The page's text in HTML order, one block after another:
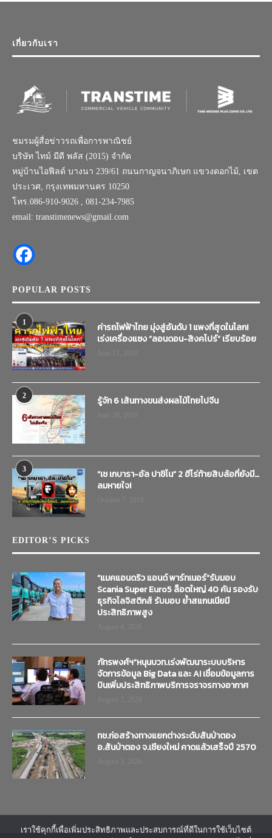
เกี่ยวกับเรา
ชมรมผู้สื่อข่าวรถเพื่อการพาณิชย์
บริษัท ไทม์ มีดี พลัส (2015) จำกัด
หมู่บ้านไอฟีลด์ บางนา 239/61 ถนนกาญจนาภิเษก แขวงดอกไม้, เขต
ประเวศ, กรุงเทพมหานคร 10250
โทร.086-910-9026 , 081-234-7985
email: transtimenews@gmail.com
POPULAR POSTS
1
ค่ารถไฟฟ้าไทย มุ่งสู่อันดับ 1 แพงที่สุดในโลก!
เร่งเครื่องแซง “ลอนดอน-สิงคโปร์” เรียบร้อย
2 รู้จัก 6 เส้นทางขนส่งผลไม้ไทยไปจีน
3
“เช เกบารา-อัล ปาชิโน” 2 ฮีโร่ท้ายสิบล้อที่ยังมี…
ลมหายใจ!
EDITOR’S PICKS
“แมคแอนดริว แอนด์ พาร์ทเนอร์”รับมอบ
Scania Super Euro5 ล็อตใหญ่ 40 คัน รองรับ
ธุรกิจโลจิสติกส์ รับมอบ ย้ำสแกนเนียมี
ประสิทธิภาพสูง
ภัทรพงศ์ฯ”หนุนบวท.เร่งพัฒนาระบบบริหาร
จัดการข้อมูล Big Data และ AI เชื่อมข้อมูลการ
บินเพิ่มประสิทธิภาพบริการจราจรทางอากาศ
ทช.ก่อสร้างทางแยกต่างระดับสันป่าตอง
อ.สันป่าตอง จ.เชียงใหม่ คาดแล้วเสร็จปี 2570
เราใช้คุกกี้เพื่อเพิ่มประสิทธิภาพและประสบการณ์ที่ดีในการใช้เว็บไซต์